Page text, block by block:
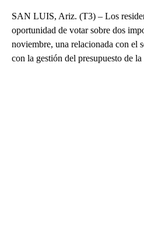
SAN LUIS, Ariz. (T3) – Los
oportunidad de votar sobre dos
noviembre, una relacionada con el
con la gestión del presupuesto de la